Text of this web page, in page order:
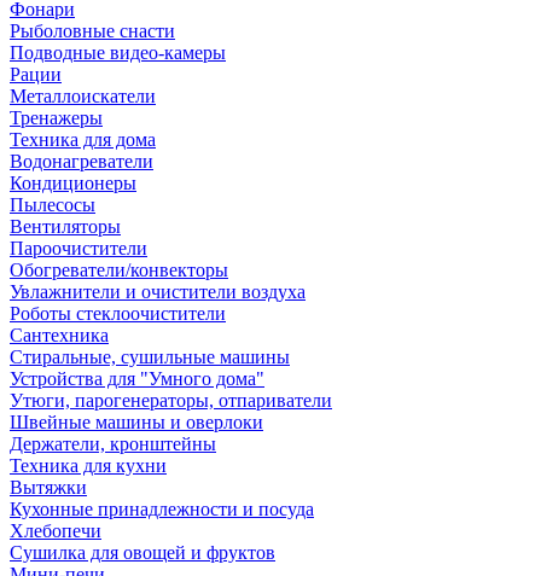
Фонари
Рыболовные снасти
Подводные видео-камеры
Рации
Металлоискатели
Тренажеры
Техника для дома
Водонагреватели
Кондиционеры
Пылесосы
Вентиляторы
Пароочистители
Обогреватели/конвекторы
Увлажнители и очистители воздуха
Роботы стеклоочистители
Сантехника
Стиральные, сушильные машины
Устройства для "Умного дома"
Утюги, парогенераторы, отпариватели
Швейные машины и оверлоки
Держатели, кронштейны
Техника для кухни
Вытяжки
Кухонные принадлежности и посуда
Хлебопечи
Сушилка для овощей и фруктов